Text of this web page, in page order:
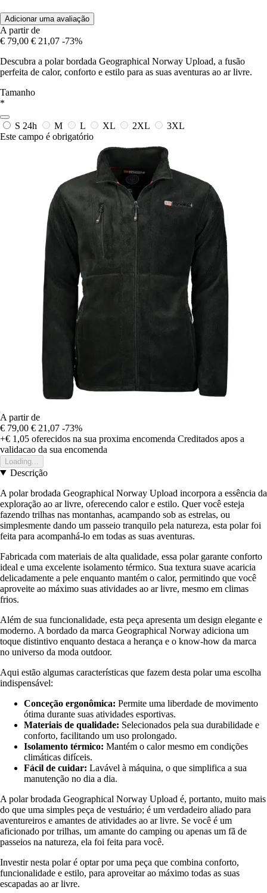
Adicionar uma avaliação
A partir de
€ 79,00 € 21,07 -73%
Descubra a polar bordada Geographical Norway Upload, a fusão
perfeita de calor, conforto e estilo para as suas aventuras ao ar livre.
Tamanho
*
S 24h M L XL 2XL
3XL
Este campo é obrigatório
A partir de
€ 79,00 € 21,07 -73%
+€ 1,05 oferecidos na sua proxima encomenda Creditados apos a
validacao da sua encomenda
Loading...
Descrição
A polar brodada Geographical Norway Upload incorpora a essência da
exploração ao ar livre, oferecendo calor e estilo. Quer você esteja
fazendo trilhas nas montanhas, acampando sob as estrelas, ou
simplesmente dando um passeio tranquilo pela natureza, esta polar foi
feita para acompanhá-lo em todas as suas aventuras.
Fabricada com materiais de alta qualidade, essa polar garante conforto
ideal e uma excelente isolamento térmico. Sua textura suave acaricia
delicadamente a pele enquanto mantém o calor, permitindo que você
aproveite ao máximo suas atividades ao ar livre, mesmo em climas
frios.
Além de sua funcionalidade, esta peça apresenta um design elegante e
moderno. A bordado da marca Geographical Norway adiciona um
toque distintivo enquanto destaca a herança e o know-how da marca
no universo da moda outdoor.
Aqui estão algumas características que fazem desta polar uma escolha
indispensável:
Conceção ergonômica: Permite uma liberdade de movimento
ótima durante suas atividades esportivas.
Materiais de qualidade: Selecionados pela sua durabilidade e
conforto, facilitando um uso prolongado.
Isolamento térmico: Mantém o calor mesmo em condições
climáticas difíceis.
Fácil de cuidar: Lavável à máquina, o que simplifica a sua
manutenção no dia a dia.
A polar brodada Geographical Norway Upload é, portanto, muito mais
do que uma simples peça de vestuário; é um verdadeiro aliado para
aventureiros e amantes de atividades ao ar livre. Se você é um
aficionado por trilhas, um amante do camping ou apenas um fã de
passeios na natureza, ela foi feita para você.
Investir nesta polar é optar por uma peça que combina conforto,
funcionalidade e estilo, para aproveitar ao máximo todas as suas
escapadas ao ar livre.